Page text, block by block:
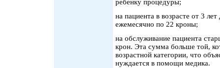
ребенку процедуры;
на пациента в возрасте от 3
ежемесячно по 22 кроны;
на обслуживание пациента
крон. Эта сумма больше той,
возрастной категории, что
нуждается в помощи медика.